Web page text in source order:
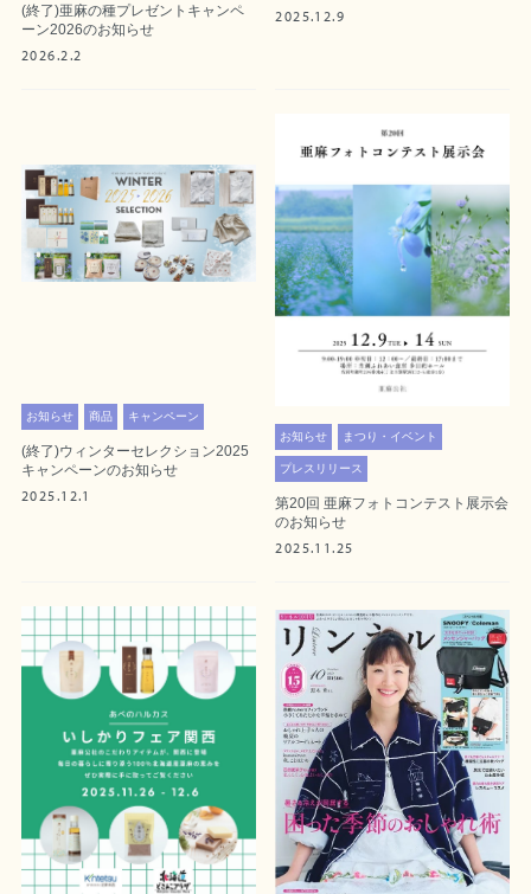
(終了)亜麻の種プレゼントキャンペ
ーン2026のお知らせ
2026.2.2
2025.12.9
お知らせ 商品 キャンペーン
(終了)ウィンターセレクション2025
キャンペーンのお知らせ
2025.12.1
お知らせ まつり・イベント
プレスリリース
第20回 亜麻フォトコンテスト展示会
のお知らせ
2025.11.25